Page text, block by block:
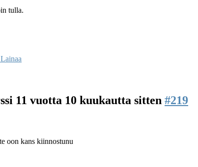
tulla.
Lainaa
11 vuotta 10 kuukautta sitten #219
oon kans kiinnostunu